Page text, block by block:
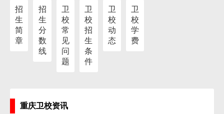
招
生
简
章
招
生
分
数
线
卫
校
常
见
问
题
卫
校
招
生
条
件
卫
校
动
态
卫
校
学
费
重庆卫校资讯